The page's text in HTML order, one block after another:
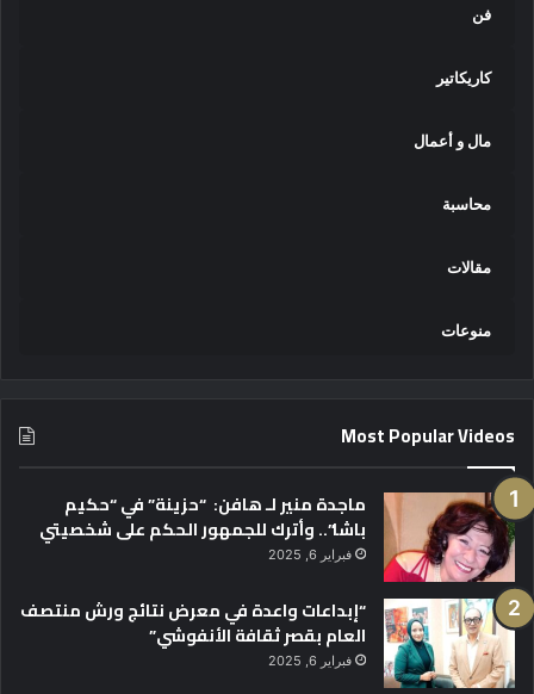
فن
كاريكاتير
مال و أعمال
محاسبة
مقالات
منوعات
Most Popular Videos
ماجدة منير لـ هافن: “حزينة” في “حكيم
باشا”.. وأترك للجمهور الحكم على شخصيتي
فبراير 6, 2025
“إبداعات واعدة في معرض نتائج ورش منتصف
العام بقصر ثقافة الأنفوشي”
فبراير 6, 2025